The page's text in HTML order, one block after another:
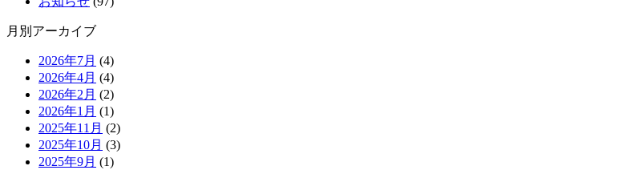
月別アーカイブ
2026年7月 (4)
2026年4月 (4)
2026年2月 (2)
2026年1月 (1)
2025年11月 (2)
2025年10月 (3)
2025年9月 (1)